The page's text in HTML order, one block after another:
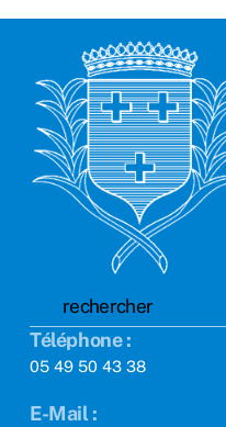
Téléphone :
05 49 50 43 38
E-Mail :